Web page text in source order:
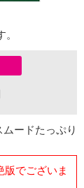
ードたっぷり
でございま